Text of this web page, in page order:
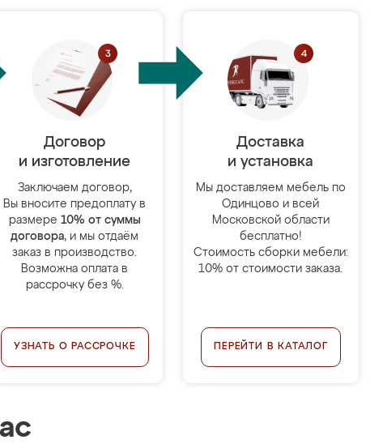
Договор
и изготовление
Заключаем договор,
Вы вносите предоплату в
размере 10% от суммы
договора, и мы отдаём
заказ в производство.
Возможна оплата в
рассрочку без %.
УЗНАТЬ О РАССРОЧКЕ
Доставка
и установка
Мы доставляем мебель по
Одинцово и всей
Московской области
бесплатно!
Стоимость сборки мебели:
10% от стоимости заказа.
ПЕРЕЙТИ В КАТАЛОГ